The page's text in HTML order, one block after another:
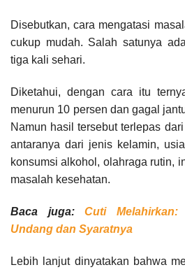
Disebutkan, cara mengatasi
cukup mudah. Salah satunya
tiga kali sehari.
Diketahui, dengan cara itu
menurun 10 persen dan gagal
Namun hasil tersebut terlepas
antaranya dari jenis kelamin,
konsumsi alkohol, olahraga rutin,
masalah kesehatan.
Baca juga:Cuti Melahirkan:
Undang dan Syaratnya
Lebih lanjut dinyatakan bahwa